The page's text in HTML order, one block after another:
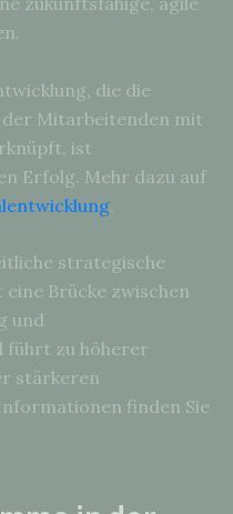
die die
der Mitarbeitenden mit
ist
Erfolg. Mehr dazu auf
.
strategische
Brücke zwischen
und
führt zu höherer
stärkeren
finden Sie